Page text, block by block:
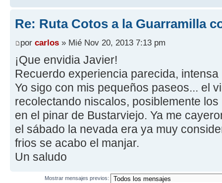
Re: Ruta Cotos a la Guarramilla
por carlos » Mié Nov 20, 2013 7:13 pm
¡Que envidia Javier!
Recuerdo experiencia parecida,
Yo sigo con mis pequeños paseos... el
recolectando niscalos, posiblemente
en el pinar de Bustarviejo. Ya me
el sábado la nevada era ya muy
frios se acabo el manjar.
Un saludo
Mostrar mensajes previos: